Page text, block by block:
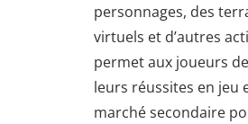
personnages, des
virtuels et d’autres
permet aux joueurs
leurs réussites en jeu
marché secondaire